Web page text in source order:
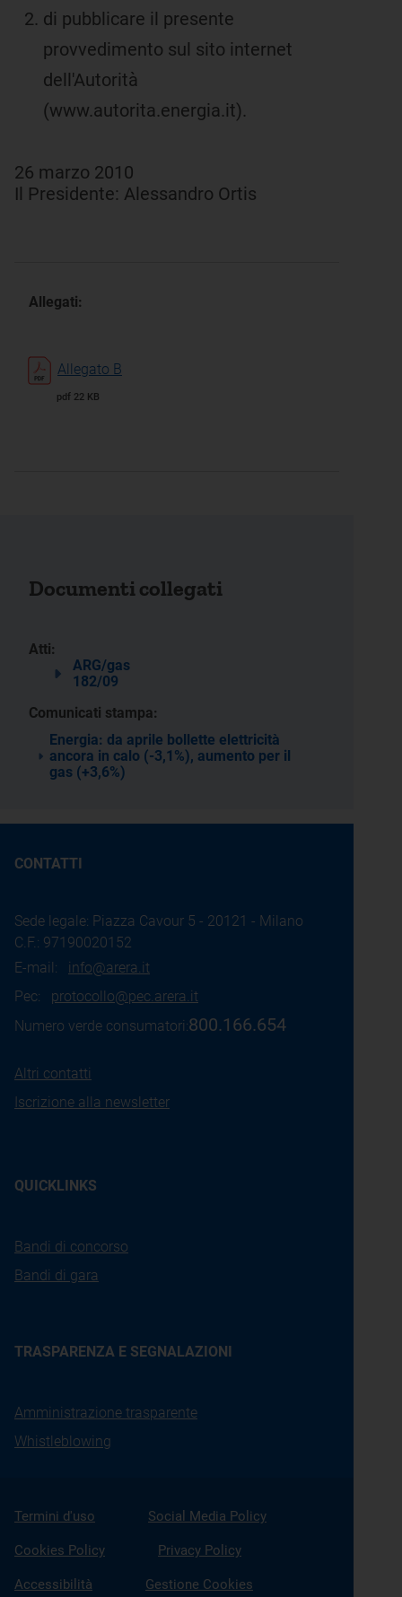
di pubblicare il presente
provvedimento sul sito internet
dell'Autorità
(www.autorita.energia.it).
26 marzo 2010
Il Presidente: Alessandro Ortis
Allegati:
Allegato B
pdf 22 KB
Documenti collegati
Atti:
ARG/gas
182/09
Comunicati stampa:
Energia: da aprile bollette elettricità
ancora in calo (-3,1%), aumento per il
gas (+3,6%)
CONTATTI
Sede legale: Piazza Cavour 5 - 20121 - Milano
C.F.: 97190020152
E-mail: info@arera.it
Pec: protocollo@pec.arera.it
Numero verde consumatori:800.166.654
Altri contatti
Iscrizione alla newsletter
QUICKLINKS
Bandi di concorso
Bandi di gara
TRASPARENZA E SEGNALAZIONI
Amministrazione trasparente
Whistleblowing
Termini d'uso Social Media Policy
Cookies Policy Privacy Policy
Accessibilità Gestione Cookies